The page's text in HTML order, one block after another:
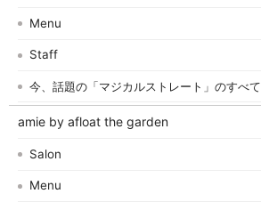
Menu
Staff
今、話題の「マジカルストレート」のすべて
amie by afloat the garden
Salon
Menu